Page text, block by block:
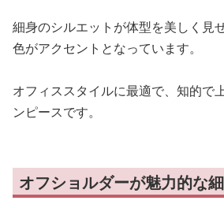
細身のシルエットが体型を美しく見
色がアクセントとなっています。
オフィススタイルに最適で、知的で
ンピースです。
オフショルダーが魅力的な